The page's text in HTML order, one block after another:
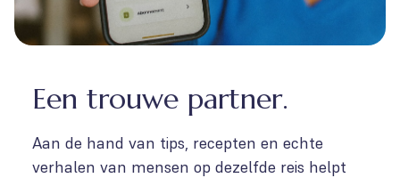
Een trouwe partner.
Aan de hand van tips, recepten en echte
verhalen van mensen op dezelfde reis helpt